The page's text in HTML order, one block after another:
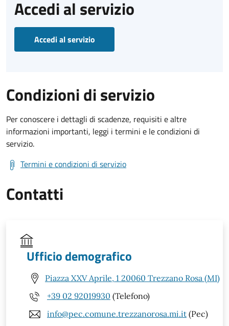
Accedi al servizio
Accedi al servizio
Condizioni di servizio
Per conoscere i dettagli di scadenze, requisiti e altre
informazioni importanti, leggi i termini e le condizioni di
servizio.
Termini e condizioni di servizio
Contatti
Ufficio demografico
Piazza XXV Aprile, 1 20060 Trezzano Rosa (MI)
+39 02 92019930 (Telefono)
info@pec.comune.trezzanorosa.mi.it (Pec)